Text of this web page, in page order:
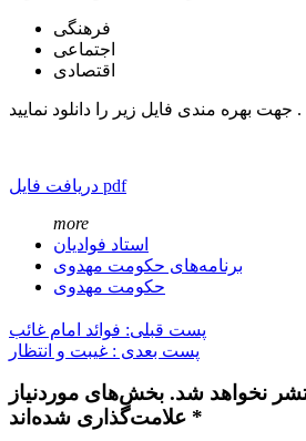
فرهنگی
اجتماعی
اقتصادی
جهت بهره مندی فایل زیر را دانلود نمایید .
دریافت فایل pdf
more
استاد فوادیان
برنامه‌های حکومت مهدوی
حکومت مهدوی
پست قبلی: فوائد امام غائب
پست بعدی : غیبت و انتظار
نخواهد شد. بخش‌های موردنیاز
علامت‌گذاری شده‌اند *